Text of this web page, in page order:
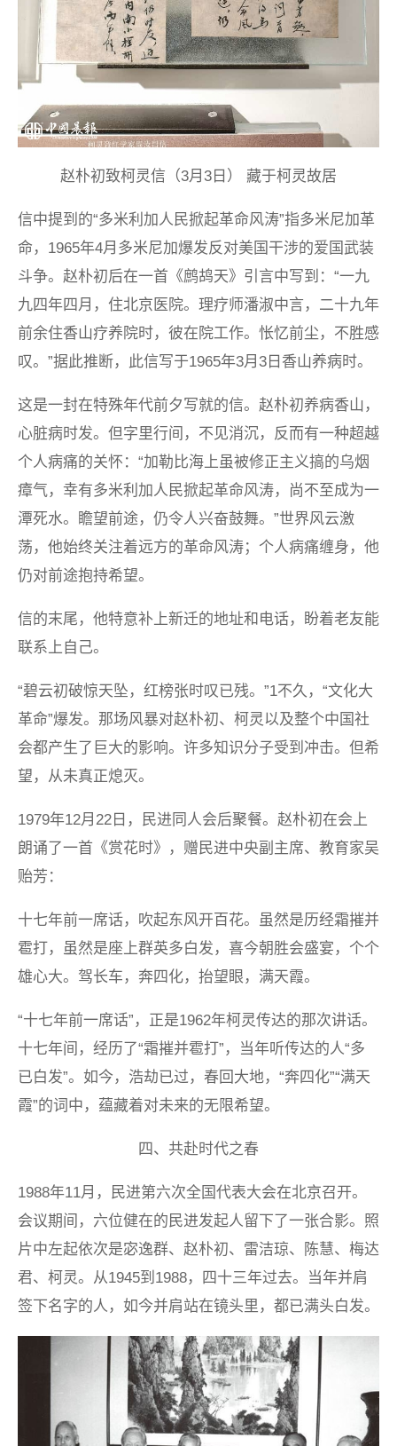
赵朴初致柯灵信（3月3日） 藏于柯灵故居
信中提到的“多米利加人民掀起革命风涛”指多米尼加革
命，1965年4月多米尼加爆发反对美国干涉的爱国武装
斗争。赵朴初后在一首《鹧鸪天》引言中写到：“一九
九四年四月，住北京医院。理疗师潘淑中言，二十九年
前余住香山疗养院时，彼在院工作。怅忆前尘，不胜感
叹。”据此推断，此信写于1965年3月3日香山养病时。
这是一封在特殊年代前夕写就的信。赵朴初养病香山，
心脏病时发。但字里行间，不见消沉，反而有一种超越
个人病痛的关怀：“加勒比海上虽被修正主义搞的乌烟
瘴气，幸有多米利加人民掀起革命风涛，尚不至成为一
潭死水。瞻望前途，仍令人兴奋鼓舞。”世界风云激
荡，他始终关注着远方的革命风涛；个人病痛缠身，他
仍对前途抱持希望。
信的末尾，他特意补上新迁的地址和电话，盼着老友能
联系上自己。
“碧云初破惊天坠，红榜张时叹已残。”1不久，“文化大
革命”爆发。那场风暴对赵朴初、柯灵以及整个中国社
会都产生了巨大的影响。许多知识分子受到冲击。但希
望，从未真正熄灭。
1979年12月22日，民进同人会后聚餐。赵朴初在会上
朗诵了一首《赏花时》，赠民进中央副主席、教育家吴
贻芳：
十七年前一席话，吹起东风开百花。虽然是历经霜摧并
雹打，虽然是座上群英多白发，喜今朝胜会盛宴，个个
雄心大。驾长车，奔四化，抬望眼，满天霞。
“十七年前一席话”，正是1962年柯灵传达的那次讲话。
十七年间，经历了“霜摧并雹打”，当年听传达的人“多
已白发”。如今，浩劫已过，春回大地，“奔四化”“满天
霞”的词中，蕴藏着对未来的无限希望。
四、共赴时代之春
1988年11月，民进第六次全国代表大会在北京召开。
会议期间，六位健在的民进发起人留下了一张合影。照
片中左起依次是宓逸群、赵朴初、雷洁琼、陈慧、梅达
君、柯灵。从1945到1988，四十三年过去。当年并肩
签下名字的人，如今并肩站在镜头里，都已满头白发。